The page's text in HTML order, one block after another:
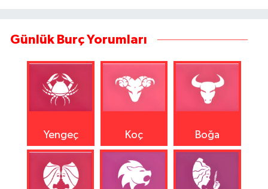
Günlük Burç Yorumları
Yengeç Koç Boğa